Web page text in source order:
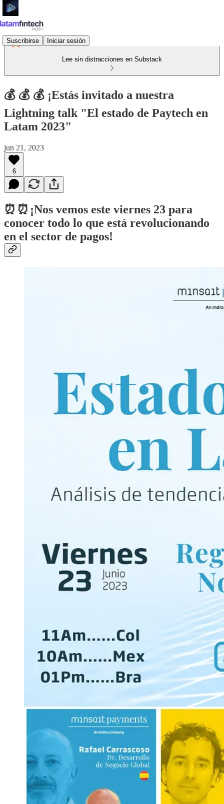
Suscribirse Iniciar sesión
Lee sin distracciones en Substack
💰 💰 💰 ¡Estás invitado a nuestra
Lightning talk "El estado de Paytech en
Latam 2023"
jun 21, 2023
6
⏰ ⏰ ¡Nos vemos este viernes 23 para
conocer todo lo que está revolucionando
en el sector de pagos!